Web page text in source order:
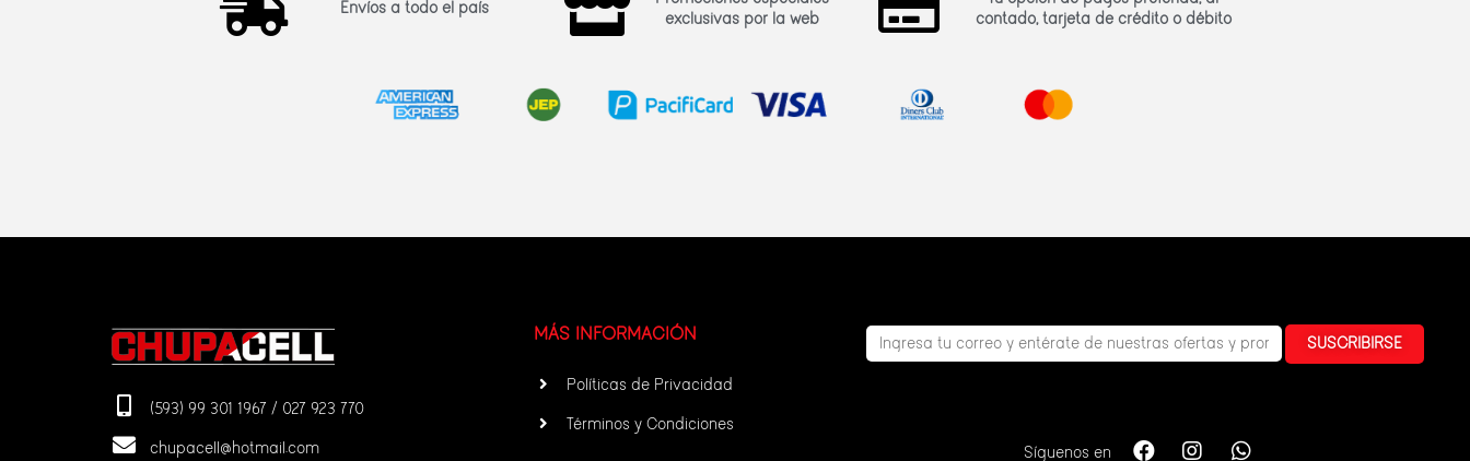
Envíos a todo el país
exclusivas por la web
contado, tarjeta de crédito o débito
(593) 99 301 1967 / 027 923 770
chupacell@hotmail.com
MÁS INFORMACIÓN
Políticas de Privacidad
Términos y Condiciones
SUSCRIBIRSE
Síguenos en